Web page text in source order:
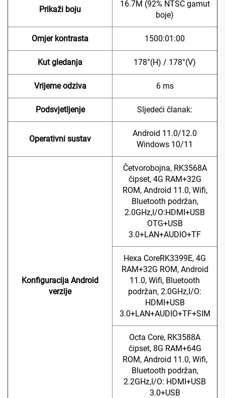
Prikaži boju
16.7M (92% NTSC gamut
boje)
Omjer kontrasta 1500:01:00
Kut gledanja 178°(H) / 178°(V)
Vrijeme odziva 6 ms
Podsvjetljenje Sljedeći članak:
Operativni sustav
Android 11.0/12.0
Windows 10/11
Konfiguracija Android
verzije
Četvorobojna, RK3568A
čipset, 4G RAM+32G
ROM, Android 11.0, Wifi,
Bluetooth podržan,
2.0GHz,I/O:HDMI+USB
OTG+USB
3.0+LAN+AUDIO+TF
Hexa CoreRK3399E, 4G
RAM+32G ROM, Android
11.0, Wifi, Bluetooth
podržan, 2.0GHz,I/O:
HDMI+USB
3.0+LAN+AUDIO+TF+SIM
Octa Core, RK3588A
čipset, 8G RAM+64G
ROM, Android 11.0, Wifi,
Bluetooth podržan,
2.2GHz,I/O: HDMI+USB
3.0+USB